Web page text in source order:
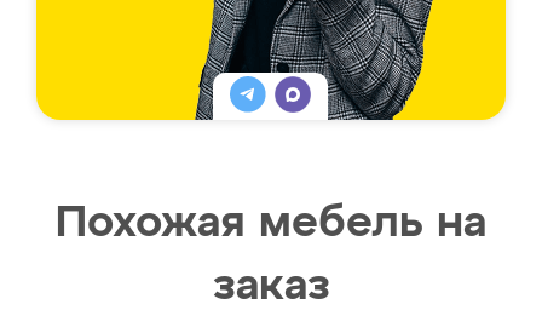
Похожая мебель на
заказ